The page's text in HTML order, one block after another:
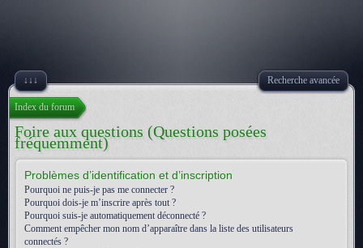
↓↓↓ Recherche avancée
Index du forum
Foire aux questions (Questions posées
fréquemment)
Problèmes d’identification et d’inscription
Pourquoi ne puis-je pas me connecter ?
Pourquoi dois-je m’inscrire après tout ?
Pourquoi suis-je automatiquement déconnecté ?
Comment empêcher mon nom d’apparaître dans la liste des utilisateurs
connectés ?